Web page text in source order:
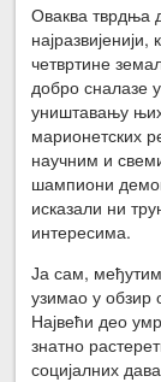
Оваква тврдња
четвртине
добро сналазе
уништавању
марионетских
научним и
шампиони
исказали ни
интересима.
Ја сам,
узимао у обзир
Највећи део
знатно
социјалних